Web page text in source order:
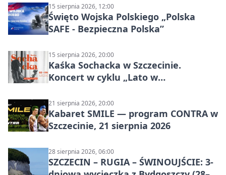
15 sierpnia 2026, 12:00
Święto Wojska Polskiego „Polska
SAFE - Bezpieczna Polska”
15 sierpnia 2026, 20:00
Kaśka Sochacka w Szczecinie.
Koncert w cyklu „Lato w
21 sierpnia 2026, 20:00
Kabaret SMILE — program CONTRA w
Szczecinie, 21 sierpnia 2026
28 sierpnia 2026, 06:00
SZCZECIN – RUGIA – ŚWINOUJŚCIE: 3-